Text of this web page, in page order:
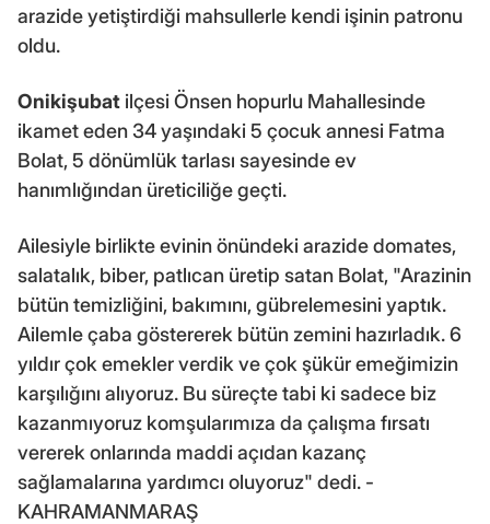
arazide yetiştirdiği mahsullerle kendi işinin patronu
oldu.
Onikişubat ilçesi Önsen hopurlu Mahallesinde
ikamet eden 34 yaşındaki 5 çocuk annesi Fatma
Bolat, 5 dönümlük tarlası sayesinde ev
hanımlığından üreticiliğe geçti.
Ailesiyle birlikte evinin önündeki arazide domates,
salatalık, biber, patlıcan üretip satan Bolat, "Arazinin
bütün temizliğini, bakımını, gübrelemesini yaptık.
Ailemle çaba göstererek bütün zemini hazırladık. 6
yıldır çok emekler verdik ve çok şükür emeğimizin
karşılığını alıyoruz. Bu süreçte tabi ki sadece biz
kazanmıyoruz komşularımıza da çalışma fırsatı
vererek onlarında maddi açıdan kazanç
sağlamalarına yardımcı oluyoruz" dedi. -
KAHRAMANMARAŞ